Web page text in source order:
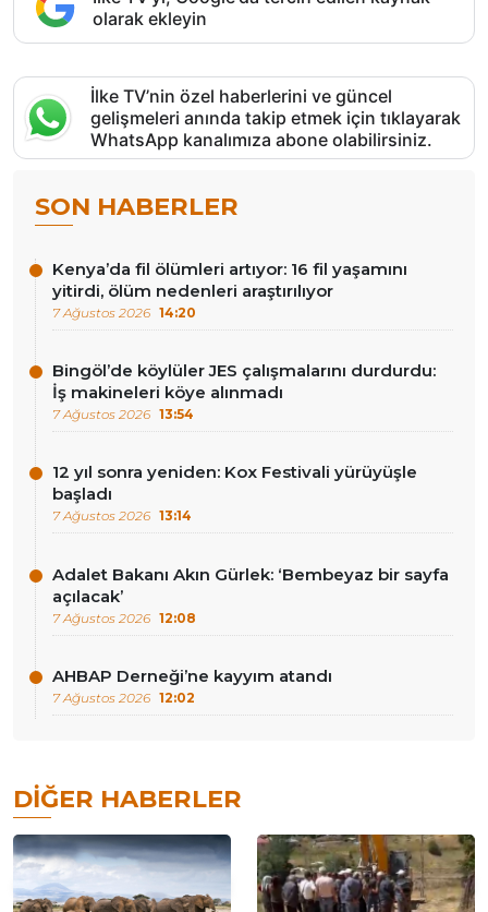
olarak ekleyin
İlke TV’nin özel haberlerini ve güncel
gelişmeleri anında takip etmek için tıklayarak
WhatsApp kanalımıza abone olabilirsiniz.
SON HABERLER
Kenya’da fil ölümleri artıyor: 16 fil yaşamını
yitirdi, ölüm nedenleri araştırılıyor
7 Ağustos 2026 14:20
Bingöl’de köylüler JES çalışmalarını durdurdu:
İş makineleri köye alınmadı
7 Ağustos 2026 13:54
12 yıl sonra yeniden: Kox Festivali yürüyüşle
başladı
7 Ağustos 2026 13:14
Adalet Bakanı Akın Gürlek: ‘Bembeyaz bir sayfa
açılacak’
7 Ağustos 2026 12:08
AHBAP Derneği’ne kayyım atandı
7 Ağustos 2026 12:02
DIĞER HABERLER